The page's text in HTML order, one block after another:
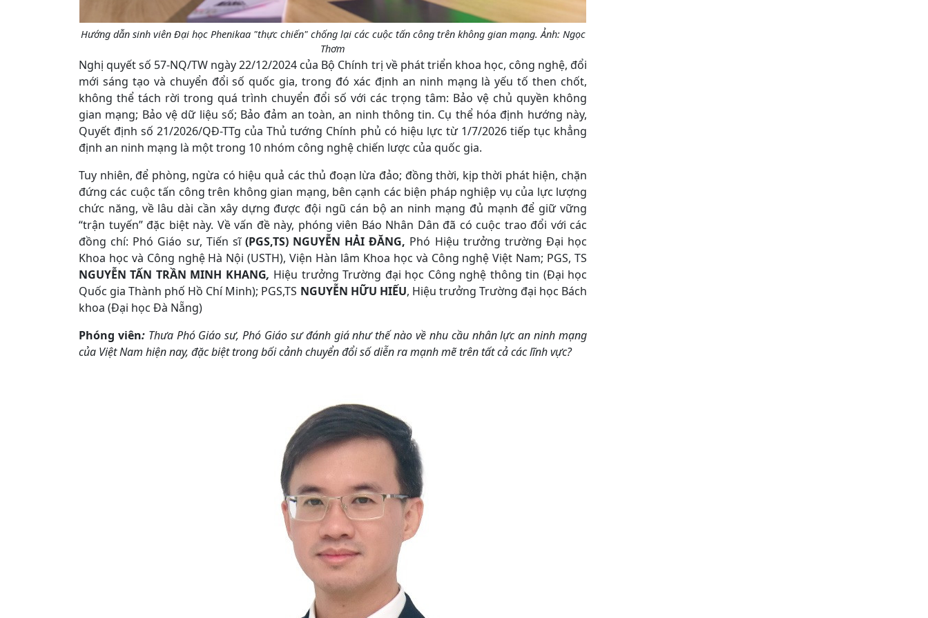
Hướng dẫn sinh viên Đại học Phenikaa "thực chiến" chống lại các cuộc tấn công trên không gian mạng. Ảnh: Ngọc
Thơm
Nghị quyết số 57-NQ/TW ngày 22/12/2024 của Bộ Chính trị về phát triển khoa học, công nghệ, đổi
mới sáng tạo và chuyển đổi số quốc gia, trong đó xác định an ninh mạng là yếu tố then chốt,
không thể tách rời trong quá trình chuyển đổi số với các trọng tâm: Bảo vệ chủ quyền không
gian mạng; Bảo vệ dữ liệu số; Bảo đảm an toàn, an ninh thông tin. Cụ thể hóa định hướng này,
Quyết định số 21/2026/QĐ-TTg của Thủ tướng Chính phủ có hiệu lực từ 1/7/2026 tiếp tục khẳng
định an ninh mạng là một trong 10 nhóm công nghệ chiến lược của quốc gia.
Tuy nhiên, để phòng, ngừa có hiệu quả các thủ đoạn lừa đảo; đồng thời, kịp thời phát hiện, chặn
đứng các cuộc tấn công trên không gian mạng, bên cạnh các biện pháp nghiệp vụ của lực lượng
chức năng, về lâu dài cần xây dựng được đội ngũ cán bộ an ninh mạng đủ mạnh để giữ vững
“trận tuyến” đặc biệt này. Về vấn đề này, phóng viên Báo Nhân Dân đã có cuộc trao đổi với các
đồng chí: Phó Giáo sư, Tiến sĩ(PGS,TS) NGUYỄN HẢI ĐĂNG, Phó Hiệu trưởng trường Đại học
Khoa học và Công nghệ Hà Nội (USTH), Viện Hàn lâm Khoa học và Công nghệ Việt Nam; PGS, TS
NGUYỄN TẤN TRẦN MINH KHANG, Hiệu trưởng Trường đại học Công nghệ thông tin (Đại học
Quốc gia Thành phố Hồ Chí Minh); PGS,TS NGUYỄN HỮU HIẾU, Hiệu trưởng Trường đại học Bách
khoa (Đại học Đà Nẵng)
Phóng viên: Thưa Phó Giáo sư, Phó Giáo sư đánh giá như thế nào về nhu cầu nhân lực an ninh mạng
của Việt Nam hiện nay, đặc biệt trong bối cảnh chuyển đổi số diễn ra mạnh mẽ trên tất cả các lĩnh vực?